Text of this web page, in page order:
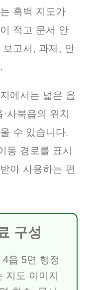
흑백 지도가
적고 문서 안
고서, 과제, 안
에서는 넓은 읍
사북읍의 위치
수 있습니다.
동 경로를 표시
아 사용하는 편
구성
읍 5면 행정
지도 이미지